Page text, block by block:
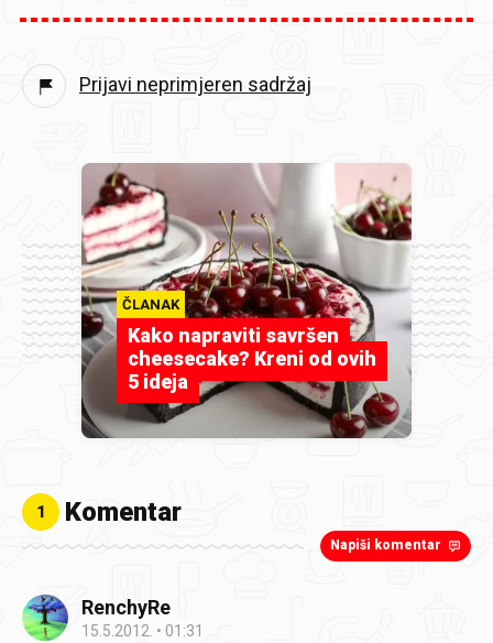
Prijavi neprimjeren sadržaj
ČLANAK
Kako napraviti savršen
cheesecake? Kreni od ovih
5 ideja
1 Komentar
Napiši komentar
RenchyRe
15.5.2012. 01:31